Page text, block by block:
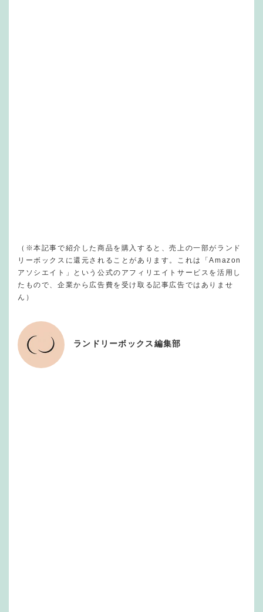
（※本記事で紹介した商品を購入すると、売上の一部がランド
リーボックスに還元されることがあります。これは「Amazon
アソシエイト」という公式のアフィリエイトサービスを活用し
たもので、企業から広告費を受け取る記事広告ではありませ
ん）
ランドリーボックス編集部